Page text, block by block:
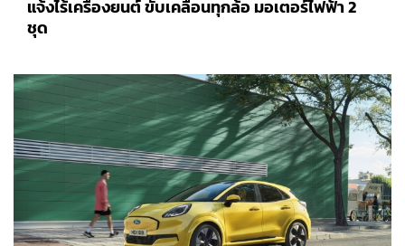
แจ้งไร้เครื่องยนต์ ขับเคลื่อนทุกล้อ มอเตอร์ไฟฟ้า 2
ชุด